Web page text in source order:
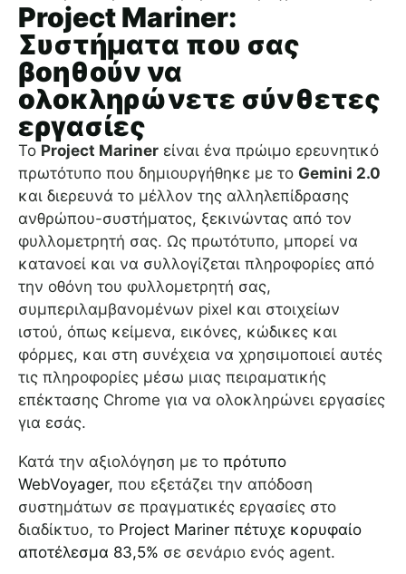
Project Mariner:
Συστήματα που σας
βοηθούν να
ολοκληρώνετε σύνθετες
εργασίες
Το Project Mariner είναι ένα πρώιμο ερευνητικό
πρωτότυπο που δημιουργήθηκε με το Gemini 2.0
και διερευνά το μέλλον της αλληλεπίδρασης
ανθρώπου-συστήματος, ξεκινώντας από τον
φυλλομετρητή σας. Ως πρωτότυπο, μπορεί να
κατανοεί και να συλλογίζεται πληροφορίες από
την οθόνη του φυλλομετρητή σας,
συμπεριλαμβανομένων pixel και στοιχείων
ιστού, όπως κείμενα, εικόνες, κώδικες και
φόρμες, και στη συνέχεια να χρησιμοποιεί αυτές
τις πληροφορίες μέσω μιας πειραματικής
επέκτασης Chrome για να ολοκληρώνει εργασίες
για εσάς.
Κατά την αξιολόγηση με το πρότυπο
WebVoyager, που εξετάζει την απόδοση
συστημάτων σε πραγματικές εργασίες στο
διαδίκτυο, το Project Mariner πέτυχε κορυφαίο
αποτέλεσμα 83,5% σε σενάριο ενός agent.